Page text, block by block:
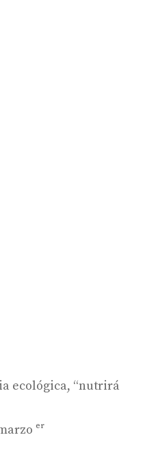
ecológica, “nutrirá
ᵉʳ